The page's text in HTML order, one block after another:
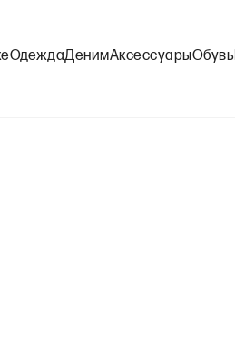
ОдеждаДенимАксессуарыОбувь